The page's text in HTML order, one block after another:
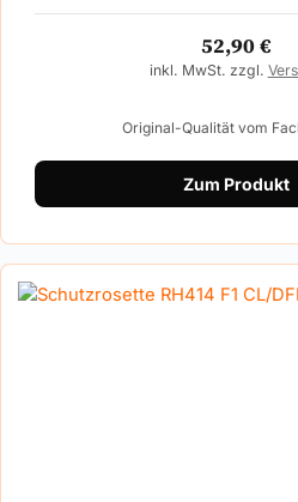
52,90€
inkl. MwSt. zzgl.
Original-Qualität vom
Zum Produkt